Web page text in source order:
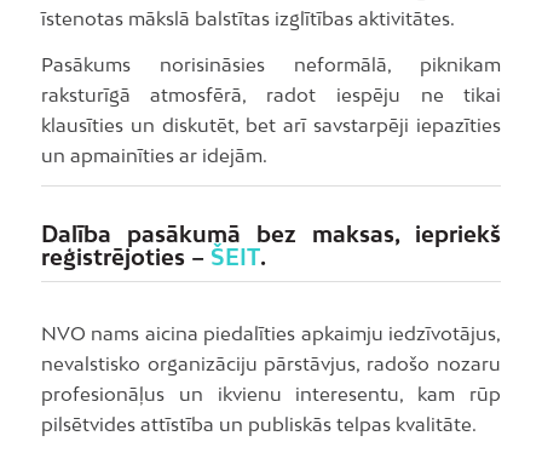
īstenotas mākslā balstītas izglītības aktivitātes.
Pasākums norisināsies neformālā, piknikam
raksturīgā atmosfērā, radot iespēju ne tikai
klausīties un diskutēt, bet arī savstarpēji iepazīties
un apmainīties ar idejām.
Dalība pasākumā bez maksas, iepriekš
reģistrējoties – ŠEIT.
NVO nams aicina piedalīties apkaimju iedzīvotājus,
nevalstisko organizāciju pārstāvjus, radošo nozaru
profesionāļus un ikvienu interesentu, kam rūp
pilsētvides attīstība un publiskās telpas kvalitāte.